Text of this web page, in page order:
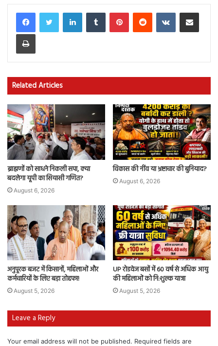
LinkedInTumblr PinterestReddit VKontakteShare via Email
Print
Related Articles
ब्राह्मणों को साधने निकली सपा, क्या
बदलेगा यूपी का सियासी गणित?
August 6, 2026
विकास की नींव या भ्रष्टाचार की बुनियाद?
August 6, 2026
अनुपूरक बजट में किसानों, महिलाओं और
कर्मचारियों के लिए बड़ा तोहफा!
August 5, 2026
UP रोडवेज बसों में 60 वर्ष से अधिक आयु
की महिलाओं को नि:शुल्क यात्रा
August 5, 2026
Leave a Reply
Your email address will not be published. Required fields are